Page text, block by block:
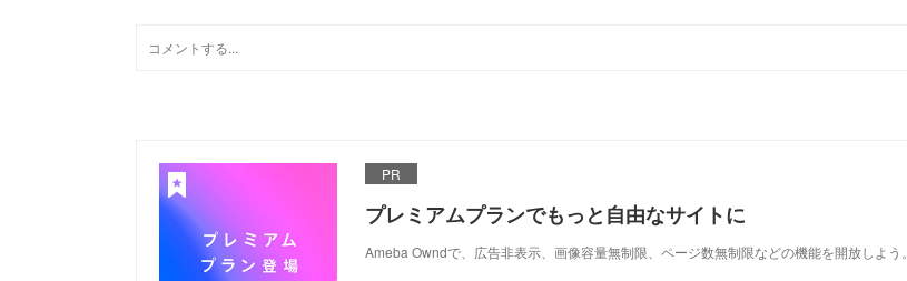
PR
プレミアムプランでもっと自由なサイトに
Ameba Owndで、広告非表示、画像容量無制限、ページ数無制限などの機能を開放しよう。